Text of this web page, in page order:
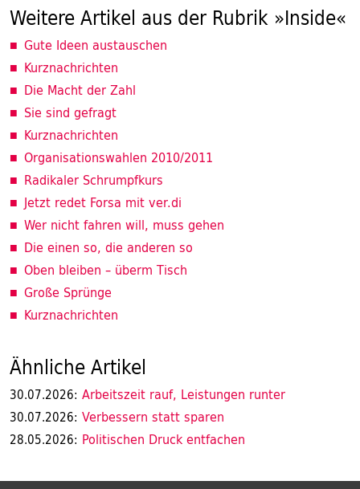
Weitere Artikel aus der Rubrik »Inside«
Gute Ideen austauschen
Kurznachrichten
Die Macht der Zahl
Sie sind gefragt
Kurznachrichten
Organisationswahlen 2010/2011
Radikaler Schrumpfkurs
Jetzt redet Forsa mit ver.di
Wer nicht fahren will, muss gehen
Die einen so, die anderen so
Oben bleiben – überm Tisch
Große Sprünge
Kurznachrichten
Ähnliche Artikel
30.07.2026: Arbeitszeit rauf, Leistungen runter
30.07.2026: Verbessern statt sparen
28.05.2026: Politischen Druck entfachen